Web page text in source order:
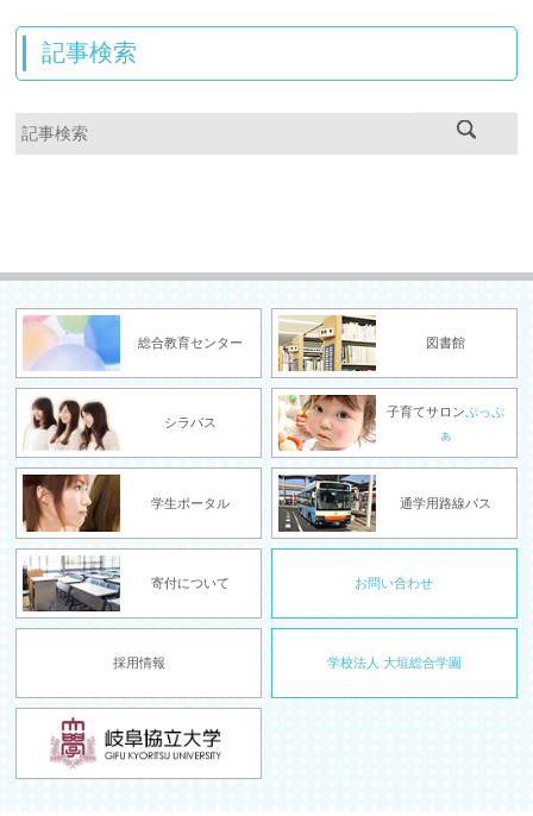
記事検索
総合教育センター 図書館
シラバス
子育てサロンぷっぷ
ぁ
学生ポータル 通学用路線バス
寄付について お問い合わせ
採用情報 学校法人 大垣総合学園